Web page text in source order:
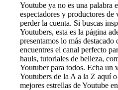
Youtube ya no es una palabra
espectadores y productores
perder la cuenta. Si buscas
Youtubers, esta es la página
presentamos lo más
encuentres el canal perfecto
hauls, tutoriales de belleza,
Youtuber para todos. Echa un
Youtubers de la A a la Z aquí
mejores estrellas de Youtube